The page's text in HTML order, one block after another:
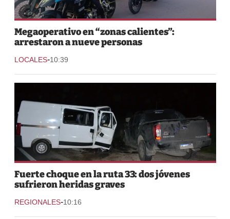
Megaoperativo en “zonas calientes”:
arrestaron a nueve personas
LOCALES-10:39
Fuerte choque en la ruta 33: dos jóvenes
sufrieron heridas graves
REGIONALES-10:16